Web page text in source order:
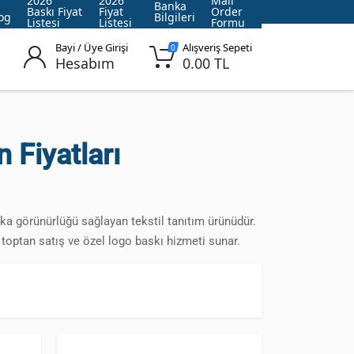
Baskı Fiyat
Listesi
Fiyat
Listesi
Banka
Bilgileri Order
Formu
Bayi / Üye Girişi
Hesabım
0 Alışveriş Sepeti
0.00 TL
Fiyatları
görünürlüğü sağlayan tekstil tanıtım ürünüdür.
satış ve özel logo baskı hizmeti sunar.